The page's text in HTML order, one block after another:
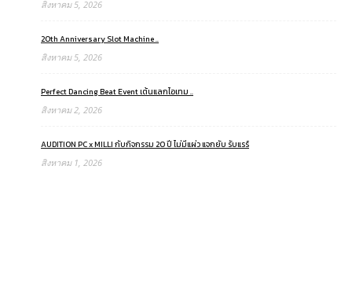
สิงหาคม 5, 2026
20th Anniversary Slot Machine ..
สิงหาคม 5, 2026
Perfect Dancing Beat Event เต้นแลกไอเทม ..
สิงหาคม 2, 2026
AUDITION PC x MILLI กับกิจกรรม 20 ปี ไม่มีแผ่ว แจกยับ รับแรร์
สิงหาคม 1, 2026